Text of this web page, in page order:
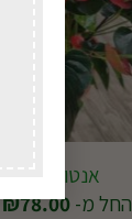
אנטוריום
החל מ-
₪78.00